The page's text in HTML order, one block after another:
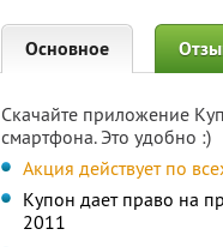
Основное
Скачайте приложение
смартфона. Это удобно :)
Акция действует по
Купон дает право на
2011